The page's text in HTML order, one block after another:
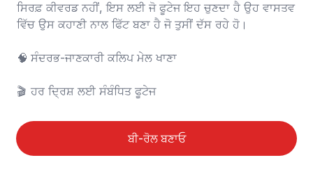
ਸਿਰਫ਼ ਕੀਵਰਡ ਨਹੀਂ, ਇਸ ਲਈ ਜੋ ਫੂਟੇਜ ਇਹ ਚੁਣਦਾ ਹੈ ਉਹ ਵਾਸਤਵ
ਵਿੱਚ ਉਸ ਕਹਾਣੀ ਨਾਲ ਫਿੱਟ ਬਣਾ ਹੈ ਜੋ ਤੁਸੀਂ ਦੱਸ ਰਹੇ ਹੋ।
🧠	ਸੰਦਰਭ-ਜਾਣਕਾਰੀ ਕਲਿਪ ਮੇਲ ਖਾਣਾ
🎬	ਹਰ ਦ੍ਰਿਸ਼ ਲਈ ਸੰਬੰਧਿਤ ਫੂਟੇਜ
ਬੀ-ਰੋਲ ਬਣਾਓ